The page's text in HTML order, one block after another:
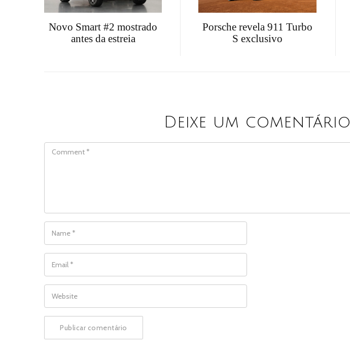
Novo Smart #2 mostrado
antes da estreia
Porsche revela 911 Turbo
S exclusivo
Deixe um comentário